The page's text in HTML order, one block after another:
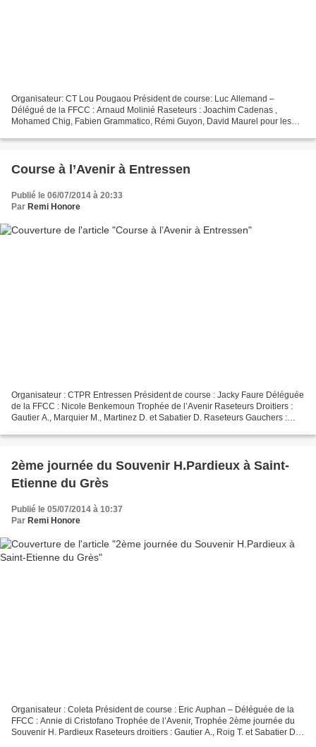
Organisateur: CT Lou Pougaou Président de course: Luc Allemand –
Délégué de la FFCC : Arnaud Molinié Raseteurs : Joachim Cadenas ,
Mohamed Chig, Fabien Grammatico, Rémi Guyon, David Maurel pour les
Course à l’Avenir à Entressen
Publié le 06/07/2014 à 20:33
Par Remi Honore
Organisateur : CTPR Entressen Président de course : Jacky Faure Déléguée
de la FFCC : Nicole Benkemoun Trophée de l’Avenir Raseteurs Droitiers :
Gautier A., Marquier M., Martinez D. et Sabatier D. Raseteurs Gauchers :
2ème journée du Souvenir H.Pardieux à Saint-
Etienne du Grès
Publié le 05/07/2014 à 10:37
Par Remi Honore
Organisateur : Coleta Président de course : Eric Auphan – Déléguée de la
FFCC : Annie di Cristofano Trophée de l’Avenir, Trophée 2ème journée du
Souvenir H. Pardieux Raseteurs droitiers : Gautier A., Roig T. et Sabatier D.